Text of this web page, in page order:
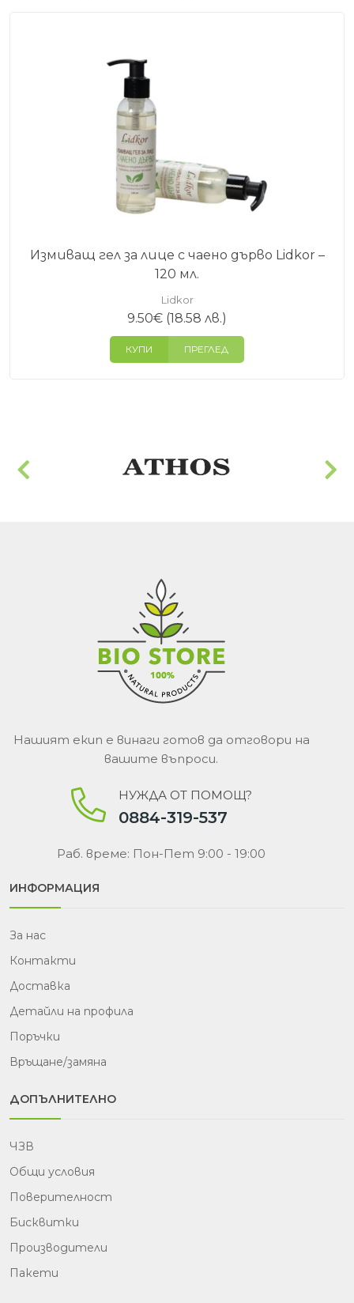
Измиващ гел за лице с чаено дърво Lidkor –
120 мл.
Lidkor
9.50€ (18.58 лв.)
КУПИ ПРЕГЛЕД
Нашият екип е винаги готов да отговори на
вашите въпроси.
НУЖДА ОТ ПОМОЩ?
0884-319-537
Раб. време: Пон-Пет 9:00 - 19:00
ИНФОРМАЦИЯ
За нас
Контакти
Доставка
Детайли на профила
Поръчки
Връщане/замяна
ДОПЪЛНИТЕЛНО
ЧЗВ
Общи условия
Поверителност
Бисквитки
Производители
Пакети